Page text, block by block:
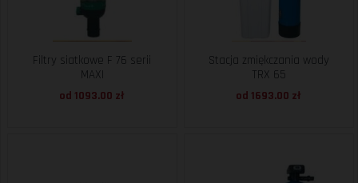
Filtry siatkowe F 76 serii
MAXI
od 1093.00 zł
Stacja zmiękczania wody
TRX 65
od 1693.00 zł